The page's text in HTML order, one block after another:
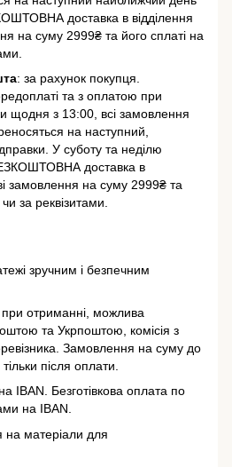
доставка в відділення
на суму 2999₴ та його сплаті на
: за рахунок покупця.
та з оплатою при
щодня з 13:00, всі замовлення
на наступний,
У суботу та неділю
доставка в
замовлення на суму 2999₴ та
за реквізитами.
зручним і безпечним
отриманні, можлива
та Укрпоштою, комісія з
Замовлення на суму до
після оплати.
IBAN. Безготівкова оплата по
на IBAN.
на матеріали для